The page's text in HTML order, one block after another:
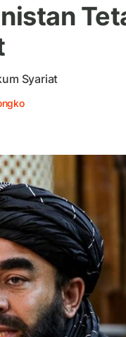
Syariat